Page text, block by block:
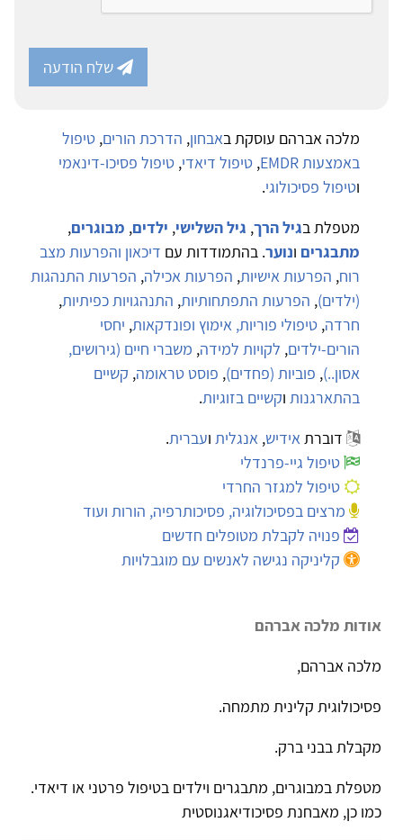
שלח הודעה
מלכה אברהם עוסקת באבחון, הדרכת הורים, טיפול
באמצעות EMDR
, טיפול דיאדי, טיפול פסיכו-דינאמי
וטיפול פסיכולוגי.
מטפלת בגיל הרך, גיל השלישי, ילדים, מבוגרים,
מתבגרים ונוער. בהתמודדות עם דיכאון והפרעות מצב
רוח, הפרעות אישיות, הפרעות אכילה, הפרעות התנהגות
(ילדים), הפרעות התפתחותיות, התנהגויות כפיתיות,
חרדה, טיפולי פוריות, אימוץ ופונדקאות, יחסי
הורים-ילדים, לקויות למידה, משברי חיים (גירושים,
אסון..), פוביות (פחדים), פוסט טראומה, קשיים
בהתארגנות וקשיים בזוגיות.
דוברתאידיש, אנגלית ועברית.
טיפול גיי-פרנדלי
טיפול למגזר החרדי
מרצים בפסיכולוגיה, פסיכותרפיה, הורות ועוד
פנויה לקבלת מטופלים חדשים
קליניקה נגישה לאנשים עם מוגבלויות
אודות מלכה אברהם
מלכה אברהם,
פסיכולוגית קלינית מתמחה.
מקבלת בבני ברק.
מטפלת במבוגרים, מתבגרים וילדים בטיפול פרטני או דיאדי.
כמו כן, מאבחנת פסיכודיאגנוסטית